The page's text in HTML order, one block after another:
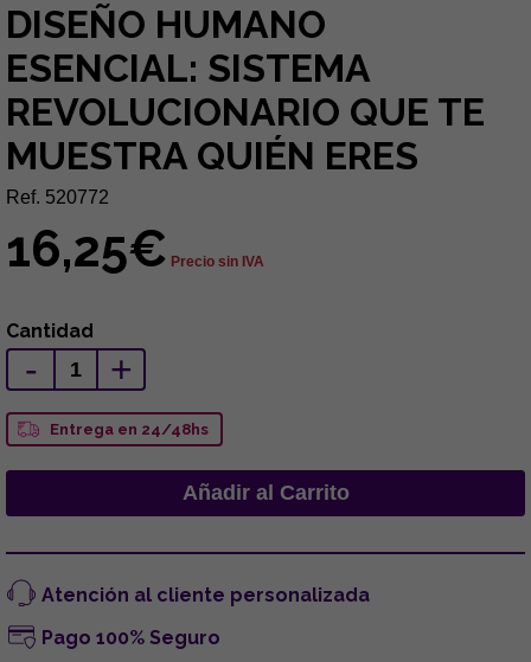
DISEÑO HUMANO
ESENCIAL: SISTEMA
REVOLUCIONARIO QUE TE
MUESTRA QUIÉN ERES
Ref. 520772
16,25€ Precio sin IVA
Cantidad
- +
Entrega en 24/48hs
Atención al cliente personalizada
Pago 100% Seguro